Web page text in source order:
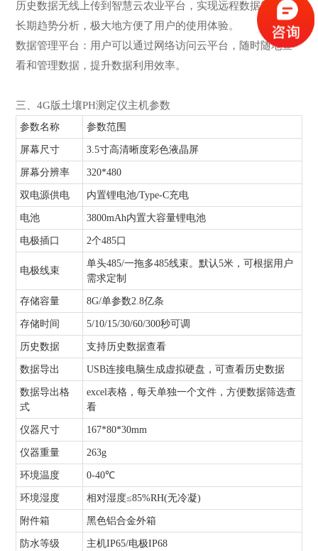
历史数据无线上传到智慧云农业平台，实现远程数据管理和
长期趋势分析，极大地方便了用户的使用体验。
数据管理平台：用户可以通过网络访问云平台，随时随地查
看和管理数据，提升数据利用效率。
三、4G版土壤PH测定仪主机参数
参数名称 参数范围
屏幕尺寸 3.5寸高清晰度彩色液晶屏
屏幕分辨率 320*480
双电源供电 内置锂电池/Type-C充电
电池 3800mAh内置大容量锂电池
电极插口 2个485口
电极线束
单头485/一拖多485线束。默认5米，可根据用户
需求定制
存储容量 8G/单参数2.8亿条
存储时间 5/10/15/30/60/300秒可调
历史数据 支持历史数据查看
数据导出 USB连接电脑生成虚拟硬盘，可查看历史数据
数据导出格
式
excel表格，每天单独一个文件，方便数据筛选查
看
仪器尺寸 167*80*30mm
仪器重量 263g
环境温度 0-40℃
环境湿度 相对湿度≤85%RH(无冷凝)
附件箱 黑色铝合金外箱
防水等级 主机IP65/电极IP68